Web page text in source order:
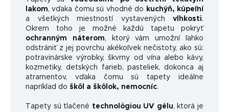
lakom, vďaka čomu sú vhodné do
kuchýň, kúpeľní
a všetkých miestností vystavených vlhkosti.
Okrem toho je možné každú tapetu pokryť
ochranným náterom, ktorý vám umožní ľahko
odstrániť z jej povrchu akékoľvek nečistoty, ako sú:
potravinárske výrobky, škvrny od vína alebo kávy,
kozmetiky, detských farieb, pasteliek, dokonca aj
atramentov, vďaka čomu sú tapety ideálne
napríklad do škôl a škôlok, nemocníc.
Tapety sú tlačené technológiou UV gélu, ktorá je